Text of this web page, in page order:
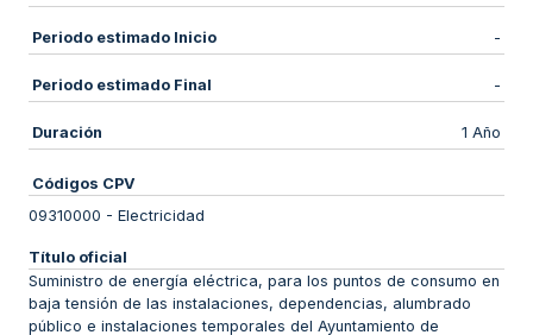
Periodo estimado Inicio -
Periodo estimado Final -
Duración 1 Año
Códigos CPV
09310000 - Electricidad
Título oficial
Suministro de energía eléctrica, para los puntos de consumo en
baja tensión de las instalaciones, dependencias, alumbrado
público e instalaciones temporales del Ayuntamiento de